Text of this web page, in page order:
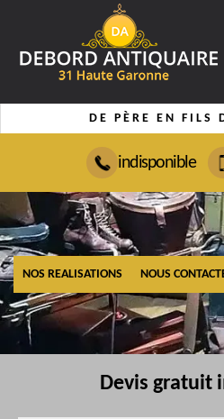
DE PÈRE EN FILS
indisponible
NOS REALISATIONS NOUS
Devis gratuit